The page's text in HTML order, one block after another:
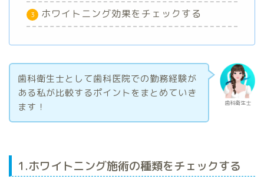
ホワイトニング効果をチェックする
歯科衛生士
歯科衛生士として歯科医院での勤務経験が
ある私が比較するポイントをまとめていき
ます！
1.ホワイトニング施術の種類をチェックする